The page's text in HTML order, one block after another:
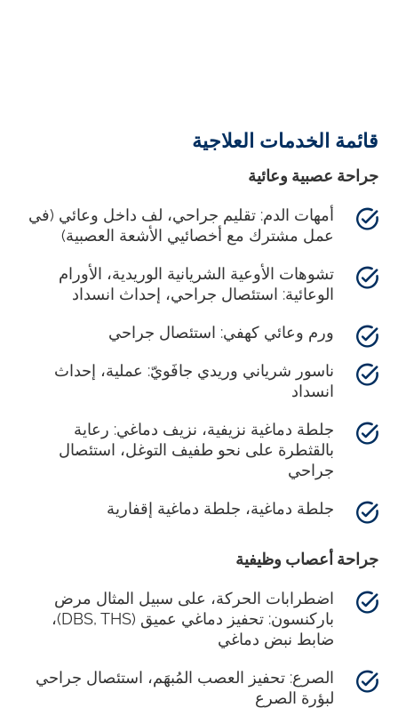
قائمة الخدمات العلاجية
جراحة عصبية وعائية
أمهات الدم: تقليم جراحي، لف داخل وعائي (في
عمل مشترك مع أخصائيي الأشعة العصبية)
تشوهات الأوعية الشريانية الوريدية، الأورام
الوعائية: استئصال جراحي، إحداث انسداد
ورم وعائي كهفي: استئصال جراحي
ناسور شرياني وريدي جافَويّ: عملية، إحداث
انسداد
جلطة دماغية نزيفية، نزيف دماغي: رعاية
بالقثطرة على نحو طفيف التوغل، استئصال
جراحي
جلطة دماغية، جلطة دماغية إقفارية
جراحة أعصاب وظيفية
اضطرابات الحركة، على سبيل المثال مرض
باركنسون: تحفيز دماغي عميق (DBS, THS)،
ضابط نبض دماغي
الصرع: تحفيز العصب المُبهَم، استئصال جراحي
لبؤرة الصرع